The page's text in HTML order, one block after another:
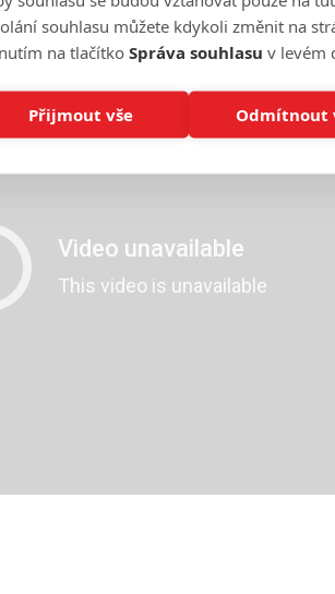
souhlasu můžete kdykoli změnit na
na tlačítko Správa souhlasu v levém
Přijmout vše Odmítnout